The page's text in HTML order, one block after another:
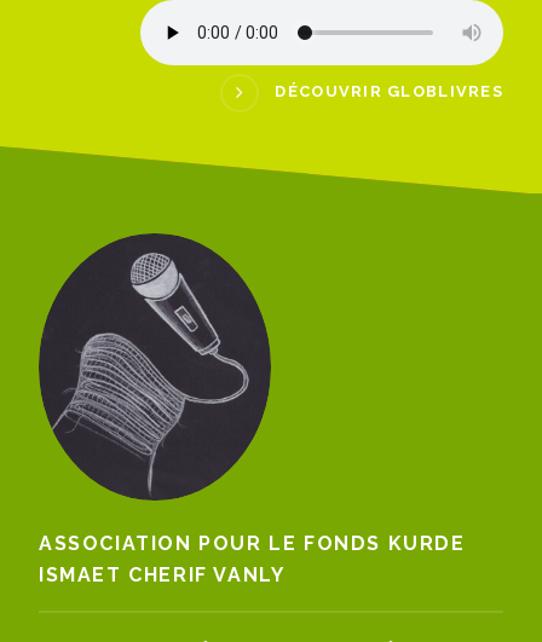
DÉCOUVRIR GLOBLIVRES
ASSOCIATION POUR LE FONDS KURDE
ISMAET CHERIF VANLY